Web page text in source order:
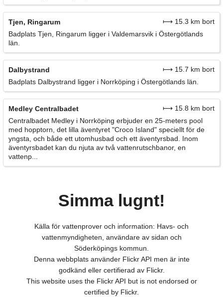
Tjen, Ringarum
⟼ 15.3 km bort
Badplats Tjen, Ringarum ligger i Valdemarsvik i Östergötlands
län.
Dalbystrand
⟼ 15.7 km bort
Badplats Dalbystrand ligger i Norrköping i Östergötlands län.
Medley Centralbadet
⟼ 15.8 km bort
Centralbadet Medley i Norrköping erbjuder en 25-meters pool
med hopptorn, det lilla äventyret "Croco Island" speciellt för de
yngsta, och både ett utomhusbad och ett äventyrsbad. Inom
äventyrsbadet kan du njuta av två vattenrutschbanor, en
vattenp...
Simma lugnt!
Källa för vattenprover och information: Havs- och
vattenmyndigheten, användare av sidan och
Söderköpings kommun.
Denna webbplats använder Flickr API men är inte
godkänd eller certifierad av Flickr.
This website uses the Flickr API but is not endorsed or
certified by Flickr.